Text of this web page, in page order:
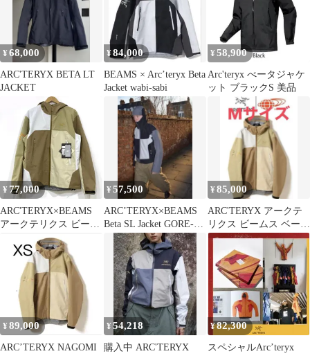
¥68,000
ARC'TERYX BETA LT
JACKET
¥84,000
BEAMS × Arc’teryx Beta
Jacket wabi-sabi
¥ 58,900
Arc'teryx べータジャケ
ット ブラックS 美品
¥ 77,000
ARC'TERYX×BEAMS
アークテリクス ビーム
ス Beta Jacket Nagomi ベ
ータジャケット 和み
X000009269 Mサイズ
※中古美品
¥57,500
ARC’TERYX×BEAMS
Beta SL Jacket GORE-
TEX
¥85,000
ARC'TERYX アークテ
リクス ビームス ベータ
ジャケット Mサイズ
¥ 89,000
ARC’TERYX NAGOMI
¥54,218
購入中 ARC'TERYX
¥82,300
スペシャルArc’teryx